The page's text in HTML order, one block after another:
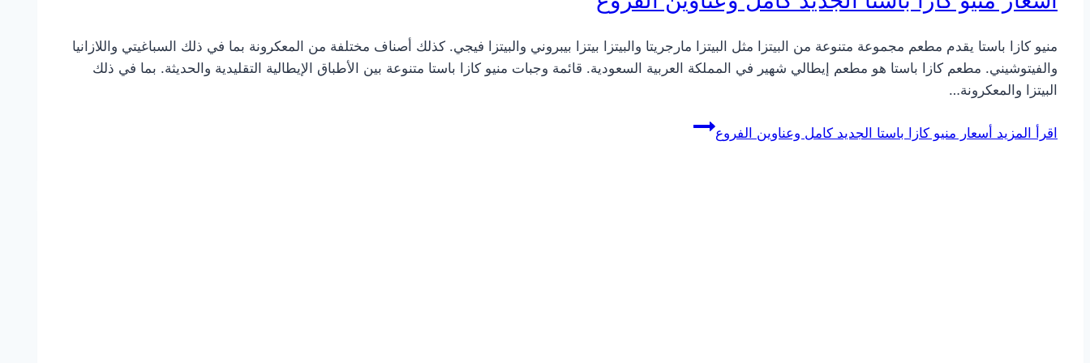
منيو كازا باستا يقدم مطعم مجموعة متنوعة من البيتزا مثل البيتزا مارجريتا والبيتزا بيتزا بيبروني والبيتزا فيجي. كذلك أصناف مختلفة من المعكرونة بما في ذلك السباغيتي واللازانيا
والفيتوشيني. مطعم كازا باستا هو مطعم إيطالي شهير في المملكة العربية السعودية. قائمة وجبات منيو كازا باستا متنوعة بين الأطباق الإيطالية التقليدية والحديثة. بما في ذلك
البيتزا والمعكرونة…
اقرأ المزيد أسعار منيو كازا باستا الجديد كامل وعناوين الفروع